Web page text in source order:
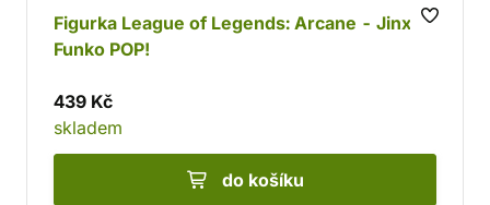
a mnohé další. K nejoblíbenějším patří bezpochyby
proslulé figurky
Figurka League of Legends: Arcane - Jinx
Funko POP!
439 Kč
skladem
do košíku